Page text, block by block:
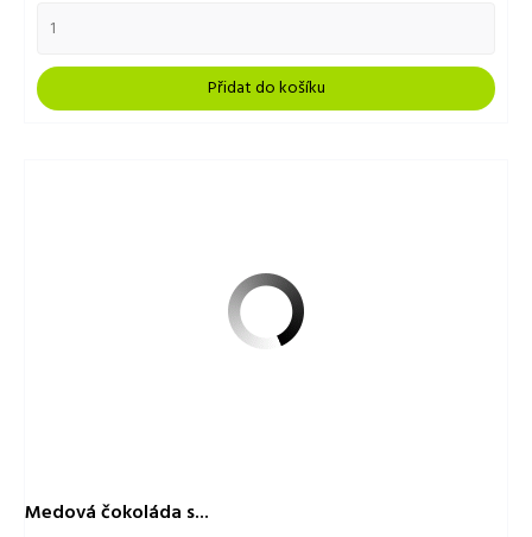
Přidat do košíku
Medová čokoláda s...